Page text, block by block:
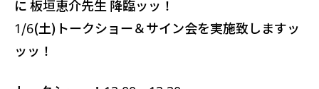
に 板垣恵介先生 降臨ッッ！
1/6(土)トークショー＆サイン会を実施致しますッ
ッッ！